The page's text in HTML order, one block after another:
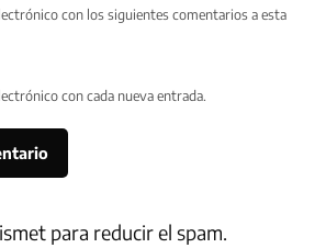
con los siguientes comentarios a esta
con cada nueva entrada.
para reducir el spam.